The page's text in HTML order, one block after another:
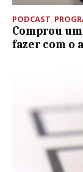
PODCAST,
Comprou
fazer com o